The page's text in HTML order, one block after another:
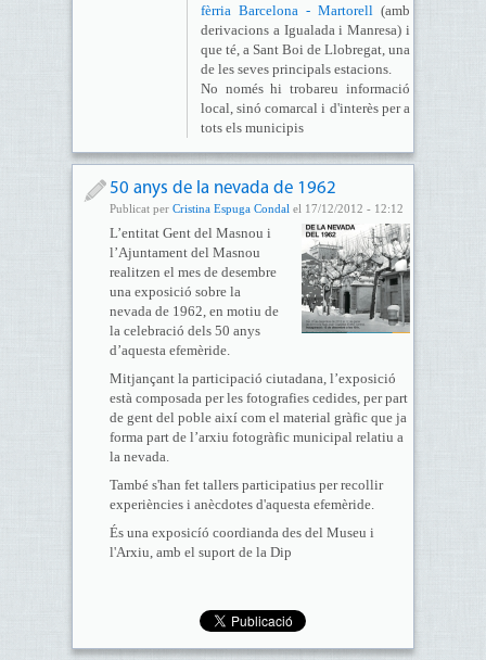
fèrria Barcelona - Martorell (amb
derivacions a Igualada i Manresa) i
que té, a Sant Boi de Llobregat, una
de les seves principals estacions.
No només hi trobareu informació
local, sinó comarcal i d'interès per a
tots els municipis
50 anys de la nevada de 1962
Publicat per Cristina Espuga Condal el 17/12/2012 - 12:12
L’entitat Gent del Masnou i
l’Ajuntament del Masnou
realitzen el mes de desembre
una exposició sobre la
nevada de 1962, en motiu de
la celebració dels 50 anys
d’aquesta efemèride.
Mitjançant la participació ciutadana, l’exposició
està composada per les fotografies cedides, per part
de gent del poble així com el material gràfic que ja
forma part de l’arxiu fotogràfic municipal relatiu a
la nevada.
També s'han fet tallers participatius per recollir
experiències i anècdotes d'aquesta efemèride.
És una exposicíó coordianda des del Museu i
l'Arxiu, amb el suport de la Dip